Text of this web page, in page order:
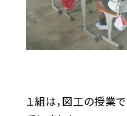
１組は，図工の授業